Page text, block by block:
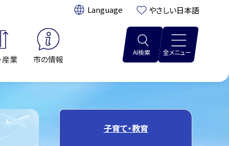
翻訳: やさしい日本語
産業 市の情報
AI検索 全メニュー
子育て・教育